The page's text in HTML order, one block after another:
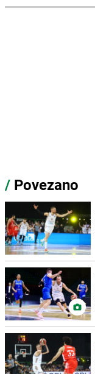
/ Povezano